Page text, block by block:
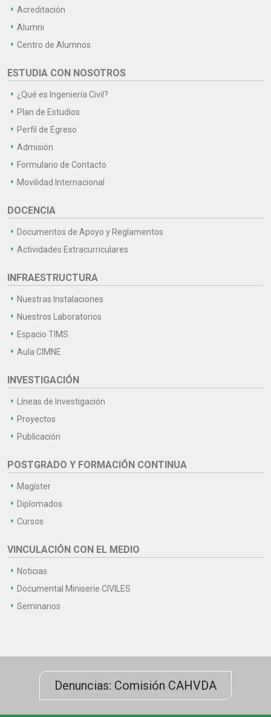
Acreditación
Alumni
Centro de Alumnos
ESTUDIA CON NOSOTROS
¿Qué es Ingeniería Civil?
Plan de Estudios
Perfil de Egreso
Admisión
Formulario de Contacto
Movilidad Internacional
DOCENCIA
Documentos de Apoyo y Reglamentos
Actividades Extracurriculares
INFRAESTRUCTURA
Nuestras Instalaciones
Nuestros Laboratorios
Espacio TIMS
Aula CIMNE
INVESTIGACIÓN
Líneas de Investigación
Proyectos
Publicación
POSTGRADO Y FORMACIÓN CONTINUA
Magíster
Diplomados
Cursos
VINCULACIÓN CON EL MEDIO
Noticias
Documental Miniserie CIVILES
Seminarios
Denuncias: Comisión CAHVDA